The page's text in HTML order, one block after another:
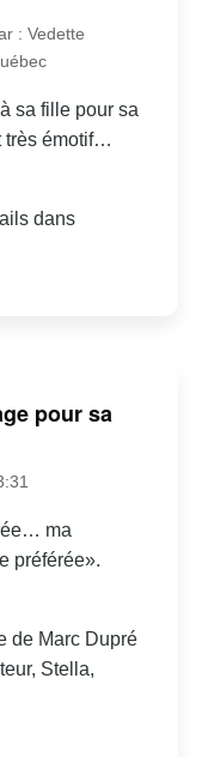
: Vedette
sa fille pour sa
très émotif…
dans
pour sa
ma
préférée».
de Marc Dupré
Stella,